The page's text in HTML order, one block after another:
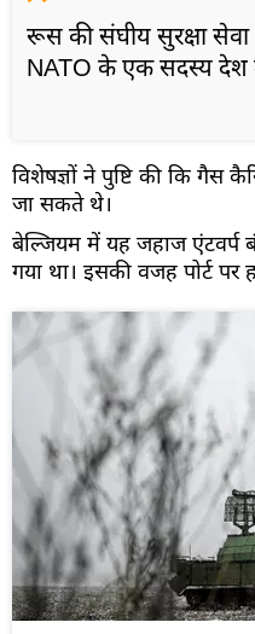
रूस की संघीय सुरक्षा
NATO के एक सदस्य देश
विशेषज्ञों ने पुष्टि की कि गैस
जा सकते थे।
बेल्जियम में यह जहाज एंटवर्प
गया था। इसकी वजह पोर्ट पर